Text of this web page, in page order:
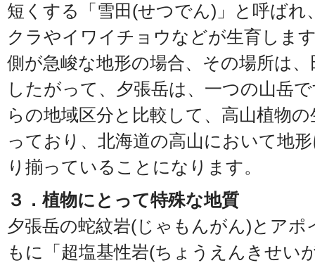
短くする「雪田(せつでん)」と呼ば
クラやイワイチョウなどが生育しま
側が急峻な地形の場合、その場所は
したがって、夕張岳は、一つの山岳
らの地域区分と比較して、高山植物
っており、北海道の高山において地
り揃っていることになります。
３．植物にとって特殊な地質
夕張岳の蛇紋岩(じゃもんがん)とア
もに「超塩基性岩(ちょうえんきせい